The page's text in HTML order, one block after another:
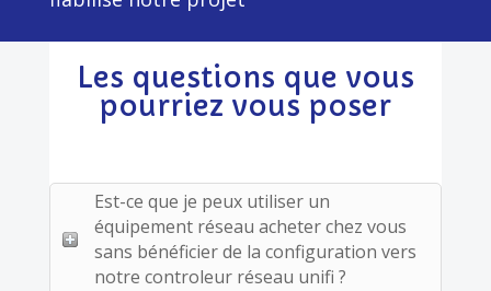
Les questions que vous
pourriez vous poser
Est-ce que je peux utiliser un
équipement réseau acheter chez vous
sans bénéficier de la configuration vers
notre controleur réseau unifi ?